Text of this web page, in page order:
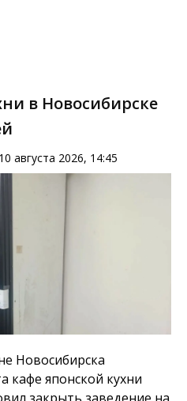
в Новосибирске
10 августа 2026, 14:45
Новосибирска
кафе японской кухни